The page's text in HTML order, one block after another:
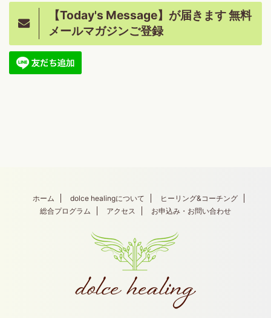
【Today's Message】が届きます 無料
メールマガジンご登録
ホーム dolce healingについて
ヒーリング&コーチング
総合プログラム
アクセス お申込み・お問い合わせ